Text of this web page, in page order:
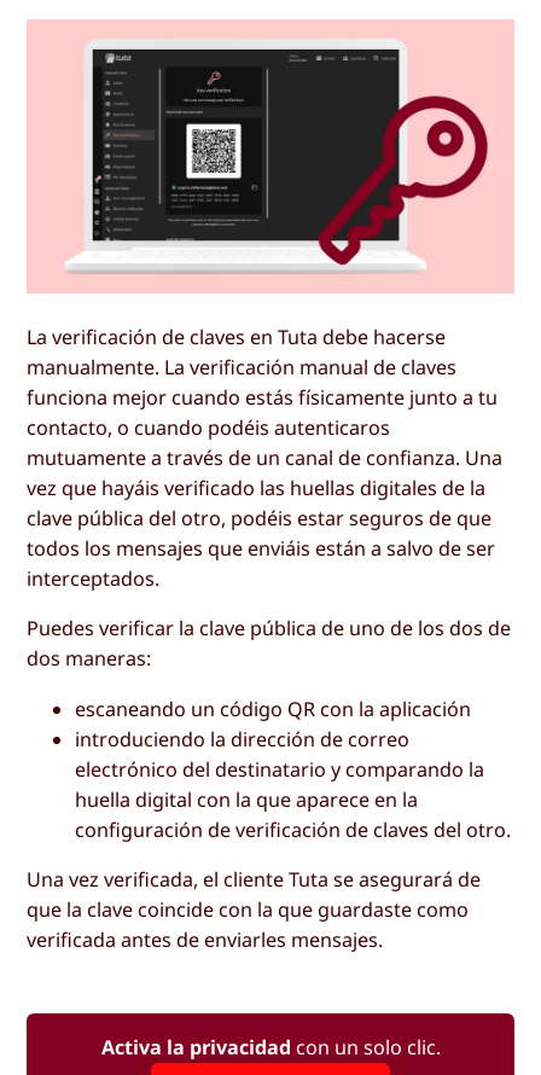
La verificación de claves en Tuta debe hacerse
manualmente. La verificación manual de claves
funciona mejor cuando estás físicamente junto a tu
contacto, o cuando podéis autenticaros
mutuamente a través de un canal de confianza. Una
vez que hayáis verificado las huellas digitales de la
clave pública del otro, podéis estar seguros de que
todos los mensajes que enviáis están a salvo de ser
interceptados.
Puedes verificar la clave pública de uno de los dos de
dos maneras:
escaneando un código QR con la aplicación
introduciendo la dirección de correo
electrónico del destinatario y comparando la
huella digital con la que aparece en la
configuración de verificación de claves del otro.
Una vez verificada, el cliente Tuta se asegurará de
que la clave coincide con la que guardaste como
verificada antes de enviarles mensajes.
Activa la privacidad con un solo clic.